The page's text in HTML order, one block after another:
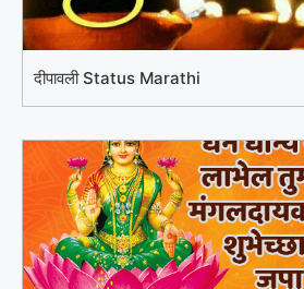
दीपावली Status Marathi